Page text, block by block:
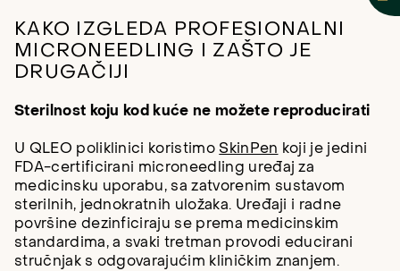
KAKO IZGLEDA PROFESIONALNI
MICRONEEDLING I ZAŠTO JE
DRUGAČIJI
Sterilnost koju kod kuće ne možete reproducirati
U QLEO poliklinici koristimo SkinPen koji je jedini
FDA-certificirani microneedling uređaj za
medicinsku uporabu, sa zatvorenim sustavom
sterilnih, jednokratnih uložaka. Uređaji i radne
površine dezinficiraju se prema medicinskim
standardima, a svaki tretman provodi educirani
stručnjak s odgovarajućim kliničkim znanjem.